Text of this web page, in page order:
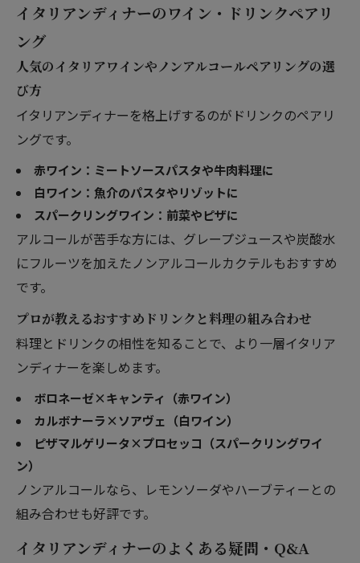
イタリアンディナーのワイン・ドリンクペアリ
ング
人気のイタリアワインやノンアルコールペアリングの選
び方
イタリアンディナーを格上げするのがドリンクのペアリ
ングです。
赤ワイン：ミートソースパスタや牛肉料理に
白ワイン：魚介のパスタやリゾットに
スパークリングワイン：前菜やピザに
アルコールが苦手な方には、グレープジュースや炭酸水
にフルーツを加えたノンアルコールカクテルもおすすめ
です。
プロが教えるおすすめドリンクと料理の組み合わせ
料理とドリンクの相性を知ることで、より一層イタリア
ンディナーを楽しめます。
ボロネーゼ×キャンティ（赤ワイン）
カルボナーラ×ソアヴェ（白ワイン）
ピザマルゲリータ×プロセッコ（スパークリングワイ
ン）
ノンアルコールなら、レモンソーダやハーブティーとの
組み合わせも好評です。
イタリアンディナーのよくある疑問・Q&A